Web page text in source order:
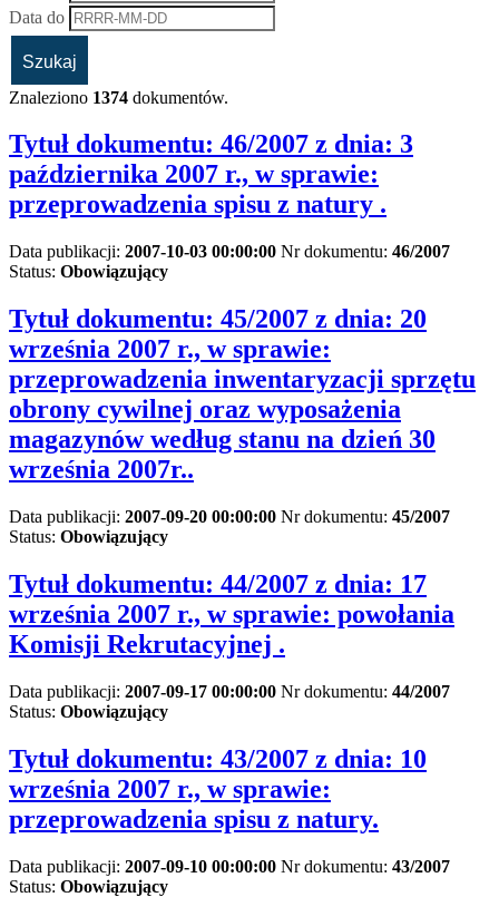
Data do
Znaleziono 1374 dokumentów.
Tytuł dokumentu: 46/2007 z dnia: 3
października 2007 r., w sprawie:
przeprowadzenia spisu z natury .
Data publikacji: 2007-10-03 00:00:00 Nr dokumentu: 46/2007
Status: Obowiązujący
Tytuł dokumentu: 45/2007 z dnia: 20
września 2007 r., w sprawie:
przeprowadzenia inwentaryzacji sprzętu
obrony cywilnej oraz wyposażenia
magazynów według stanu na dzień 30
września 2007r..
Data publikacji: 2007-09-20 00:00:00 Nr dokumentu: 45/2007
Status: Obowiązujący
Tytuł dokumentu: 44/2007 z dnia: 17
września 2007 r., w sprawie: powołania
Komisji Rekrutacyjnej .
Data publikacji: 2007-09-17 00:00:00 Nr dokumentu: 44/2007
Status: Obowiązujący
Tytuł dokumentu: 43/2007 z dnia: 10
września 2007 r., w sprawie:
przeprowadzenia spisu z natury.
Data publikacji: 2007-09-10 00:00:00 Nr dokumentu: 43/2007
Status: Obowiązujący